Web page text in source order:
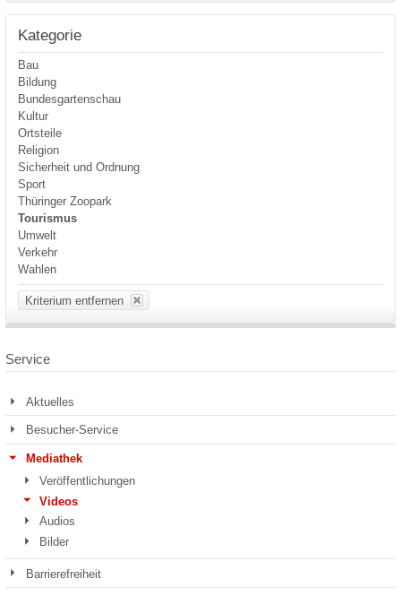
Kategorie
Bau
Bildung
Bundesgartenschau
Kultur
Ortsteile
Religion
Sicherheit und Ordnung
Sport
Thüringer Zoopark
Tourismus
Umwelt
Verkehr
Wahlen
Kriterium entfernen
Service
Aktuelles
Besucher-Service
Mediathek
Veröffentlichungen
Videos
Audios
Bilder
Barrierefreiheit